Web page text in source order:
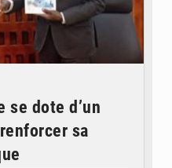
se dote d’un
sa